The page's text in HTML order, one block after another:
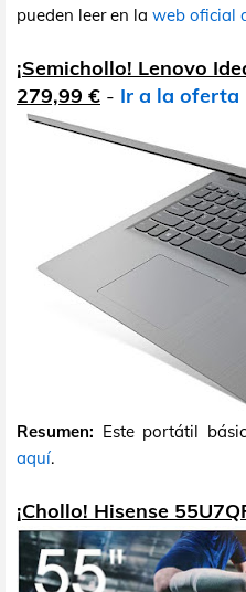
pueden leer en la web oficial
¡Semichollo! Lenovo
279,99 € - Ir a la oferta
Resumen: Este portátil
aquí.
¡Chollo! Hisense